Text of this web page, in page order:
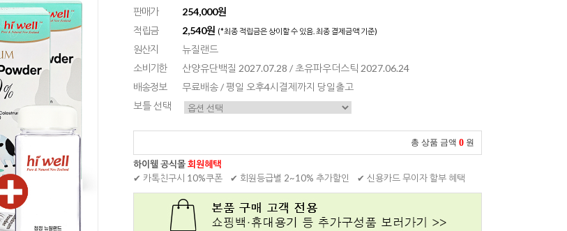
판매가
254,000원
적립금
2,540원 (*최종 적립금은 상이할 수 있음. 최종 결제금액 기준)
원산지
뉴질랜드
소비기한
산양유단백질 2027.07.28 / 초유파우더스틱 2027.06.24
배송정보
무료배송 / 평일 오후4시결제까지 당일출고
보틀 선택
총 상품 금액 0 원
하이웰 공식몰회원혜택
✔ 카톡친구시 10%쿠폰
✔ 회원등급별 2~10% 추가할인 ✔ 신용카드 무이자 할부 혜택